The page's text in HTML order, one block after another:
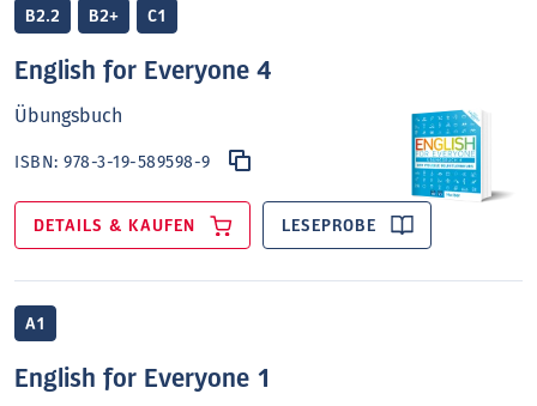
B2.2 B2+ C1
English for Everyone 4
Übungsbuch
ISBN:978-3-19-589598-9
DETAILS & KAUFEN LESEPROBE
A1
English for Everyone 1